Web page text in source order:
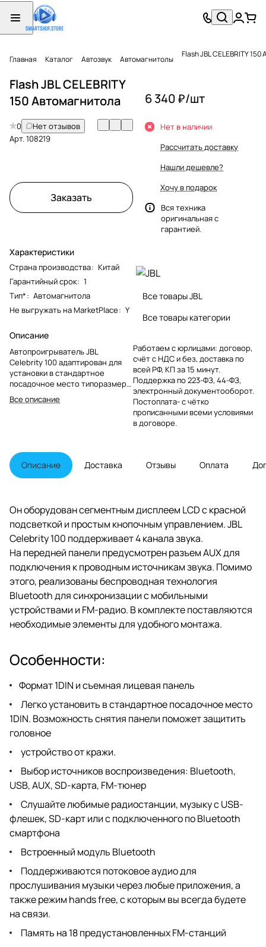
Главная Каталог Автозвук Автомагнитолы Flash JBL CELEBRITY
Flash JBL CELEBRITY
150 Автомагнитола
0
Нет отзывов
Арт.108219
Заказать
Характеристики
Страна производства: Китай
Гарантийный срок: 1
Тип*: Автомагнитола
Не выгружать на MarketPlace: Y
Описание
Автопроигрыватель JBL
Celebrity 100 адаптирован для
установки в стандартное
посадочное место типоразмера
1 DIN и отличается хорошим
функционалом.
Все описание
6 340 ₽/шт
Нет в наличии
Рассчитать доставку
Нашли дешевле?
Хочу в подарок
Вся техника
оригинальная с
гарантией.
Все товары JBL
Все товары категории
Работаем с юрлицами: договор,
счёт с НДС и без, доставка по
всей РФ, КП за 15 минут.
Поддержка по 223-ФЗ, 44-ФЗ,
электронный документооборот.
Постоплата- с чётко
прописанными всеми условиями
в договоре.
Описание Доставка Отзывы Оплата
Он оборудован сегментным дисплеем LCD с красной
подсветкой и простым кнопочным управлением. JBL
Celebrity 100 поддерживает 4 канала звука.
На передней панели предусмотрен разъем AUX для
подключения к проводным источникам звука. Помимо
этого, реализованы беспроводная технология
Bluetooth для синхронизации с мобильными
устройствами и FM-радио. В комплекте поставляются
необходимые элементы для удобного монтажа.
Особенности:
Формат 1DIN и съемная лицевая панель
Легко установить в стандартное посадочное место
1DIN. Возможность снятия панели поможет защитить
головное
устройство от кражи.
Выбор источников воспроизведения: Bluetooth,
USB, AUX, SD-карта, FM-тюнер
Слушайте любимые радиостанции, музыку с USB-
флешек, SD-карт или с подключенного по Bluetooth
смартфона
Встроенный модуль Bluetooth
Поддерживаются потоковое аудио для
прослушивания музыки через любые приложения, а
также режим hands free, с которым вы всегда будете
на связи.
Память на 18 предустановленных FM-станций